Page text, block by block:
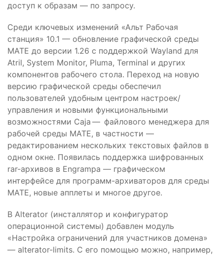
доступ к образам — по запросу.
Среди ключевых изменений «Альт Рабочая
станция» 10.1 — обновление графической среды
MATE до версии 1.26 с поддержкой Wayland для
Atril, System Monitor, Pluma, Terminal и других
компонентов рабочего стола. Переход на новую
версию графической среды обеспечил
пользователей удобным центром настроек/
управления и новыми функциональными
возможностями Caja — файлового менеджера для
рабочей среды MATE, в частности —
редактированием нескольких текстовых файлов в
одном окне. Появилась поддержка шифрованных
rar-архивов в Engrampa — графическом
интерфейсе для программ-архиваторов для среды
MATE, новые апплеты и многое другое.
В Alterator (инсталлятор и конфигуратор
операционной системы) добавлен модуль
«Настройка ограничений для участников домена»
— alterator-limits. С его помощью можно, например,